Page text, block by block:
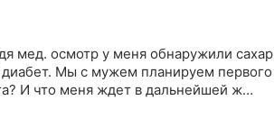
мед. осмотр у меня обнаружили сахар
Мы с мужем планируем первого
И что меня ждет в дальнейшей ж…